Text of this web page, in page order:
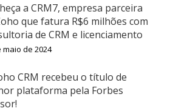
a CRM7, empresa parceira
que fatura R$6 milhões com
de CRM e licenciamento
maio de 2024
CRM recebeu o título de
plataforma pela Forbes